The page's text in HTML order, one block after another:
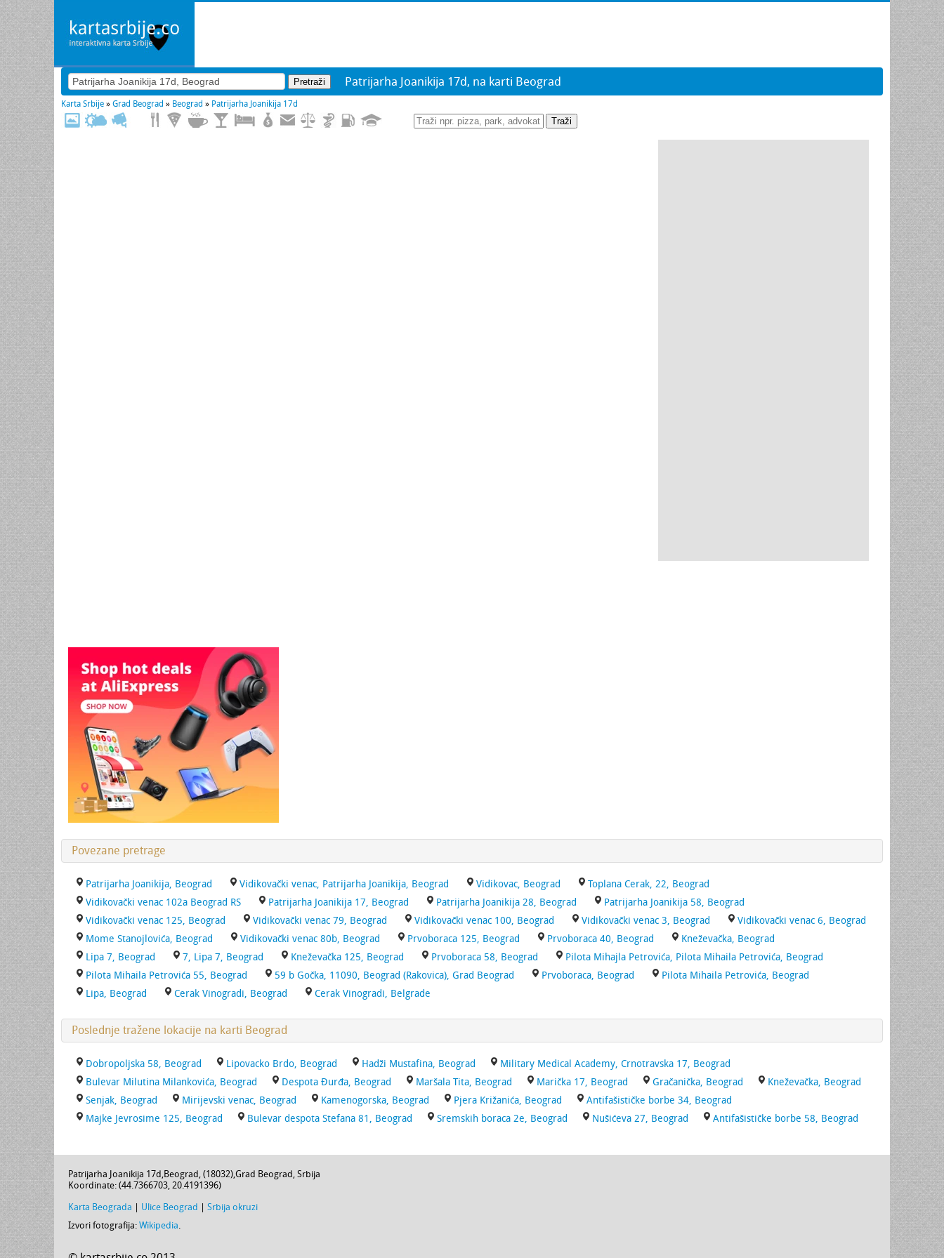
Patrijarha Joanikija 17d, na karti Beograd
Karta Srbije » Grad Beograd » Beograd » Patrijarha Joanikija 17d
Traži
Povezane pretrage
Patrijarha Joanikija, Beograd Vidikovački venac, Patrijarha Joanikija, Beograd Vidikovac, Beograd
Toplana Cerak, 22, Beograd
Vidikovački venac 102a Beograd RS
Patrijarha Joanikija 17, Beograd Patrijarha Joanikija 28, Beograd
Patrijarha Joanikija 58, Beograd
Vidikovački venac 125, Beograd
Vidikovački venac 79, Beograd Vidikovački venac 100, Beograd Vidikovački venac 3, Beograd
Vidikovački venac 6, Beograd
Mome Stanojlovića, Beograd
Vidikovački venac 80b, Beograd Prvoboraca 125, Beograd Prvoboraca 40, Beograd
Kneževačka, Beograd
Lipa 7, Beograd
7, Lipa 7, Beograd Kneževačka 125, Beograd Prvoboraca 58, Beograd
Pilota Mihajla Petrovića, Pilota Mihaila Petrovića, Beograd
Pilota Mihaila Petrovića 55, Beograd
59 b Gočka, 11090, Beograd (Rakovica), Grad Beograd Prvoboraca, Beograd
Pilota Mihaila Petrovića, Beograd
Lipa, Beograd
Cerak Vinogradi, Beograd Cerak Vinogradi, Belgrade
Poslednje tražene lokacije na karti Beograd
Dobropoljska 58, Beograd Lipovacko Brdo, Beograd Hadži Mustafina, Beograd
Military Medical Academy, Crnotravska 17, Beograd
Bulevar Milutina Milankovića, Beograd
Despota Đurđa, Beograd Maršala Tita, Beograd Marička 17, Beograd Gračanička, Beograd
Kneževačka, Beograd
Senjak, Beograd
Mirijevski venac, Beograd Kamenogorska, Beograd Pjera Križanića, Beograd
Antifašističke borbe 34, Beograd
Majke Jevrosime 125, Beograd
Bulevar despota Stefana 81, Beograd Sremskih boraca 2e, Beograd Nušićeva 27, Beograd Antifašističke borbe 58, Beograd
Patrijarha Joanikija 17d,Beograd, (18032),Grad Beograd, Srbija
Koordinate: (44.7366703, 20.4191396)
Karta Beograda Ulice Beograd
Srbija okruzi
Izvori fotografija: Wikipedia.